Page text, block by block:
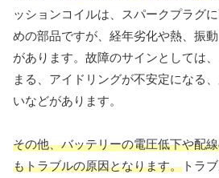
ッションコイルは、スパークプラグ
めの部品ですが、経年劣化や熱、振
があります。故障のサインとしては
まる、アイドリングが不安定になる
いなどがあります。
その他、バッテリーの電圧低下や配
もトラブルの原因となります。 トラ